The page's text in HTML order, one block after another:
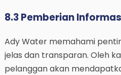
8.3 Pemberian
Ady Water memahami
jelas dan transparan. Oleh
pelanggan akan